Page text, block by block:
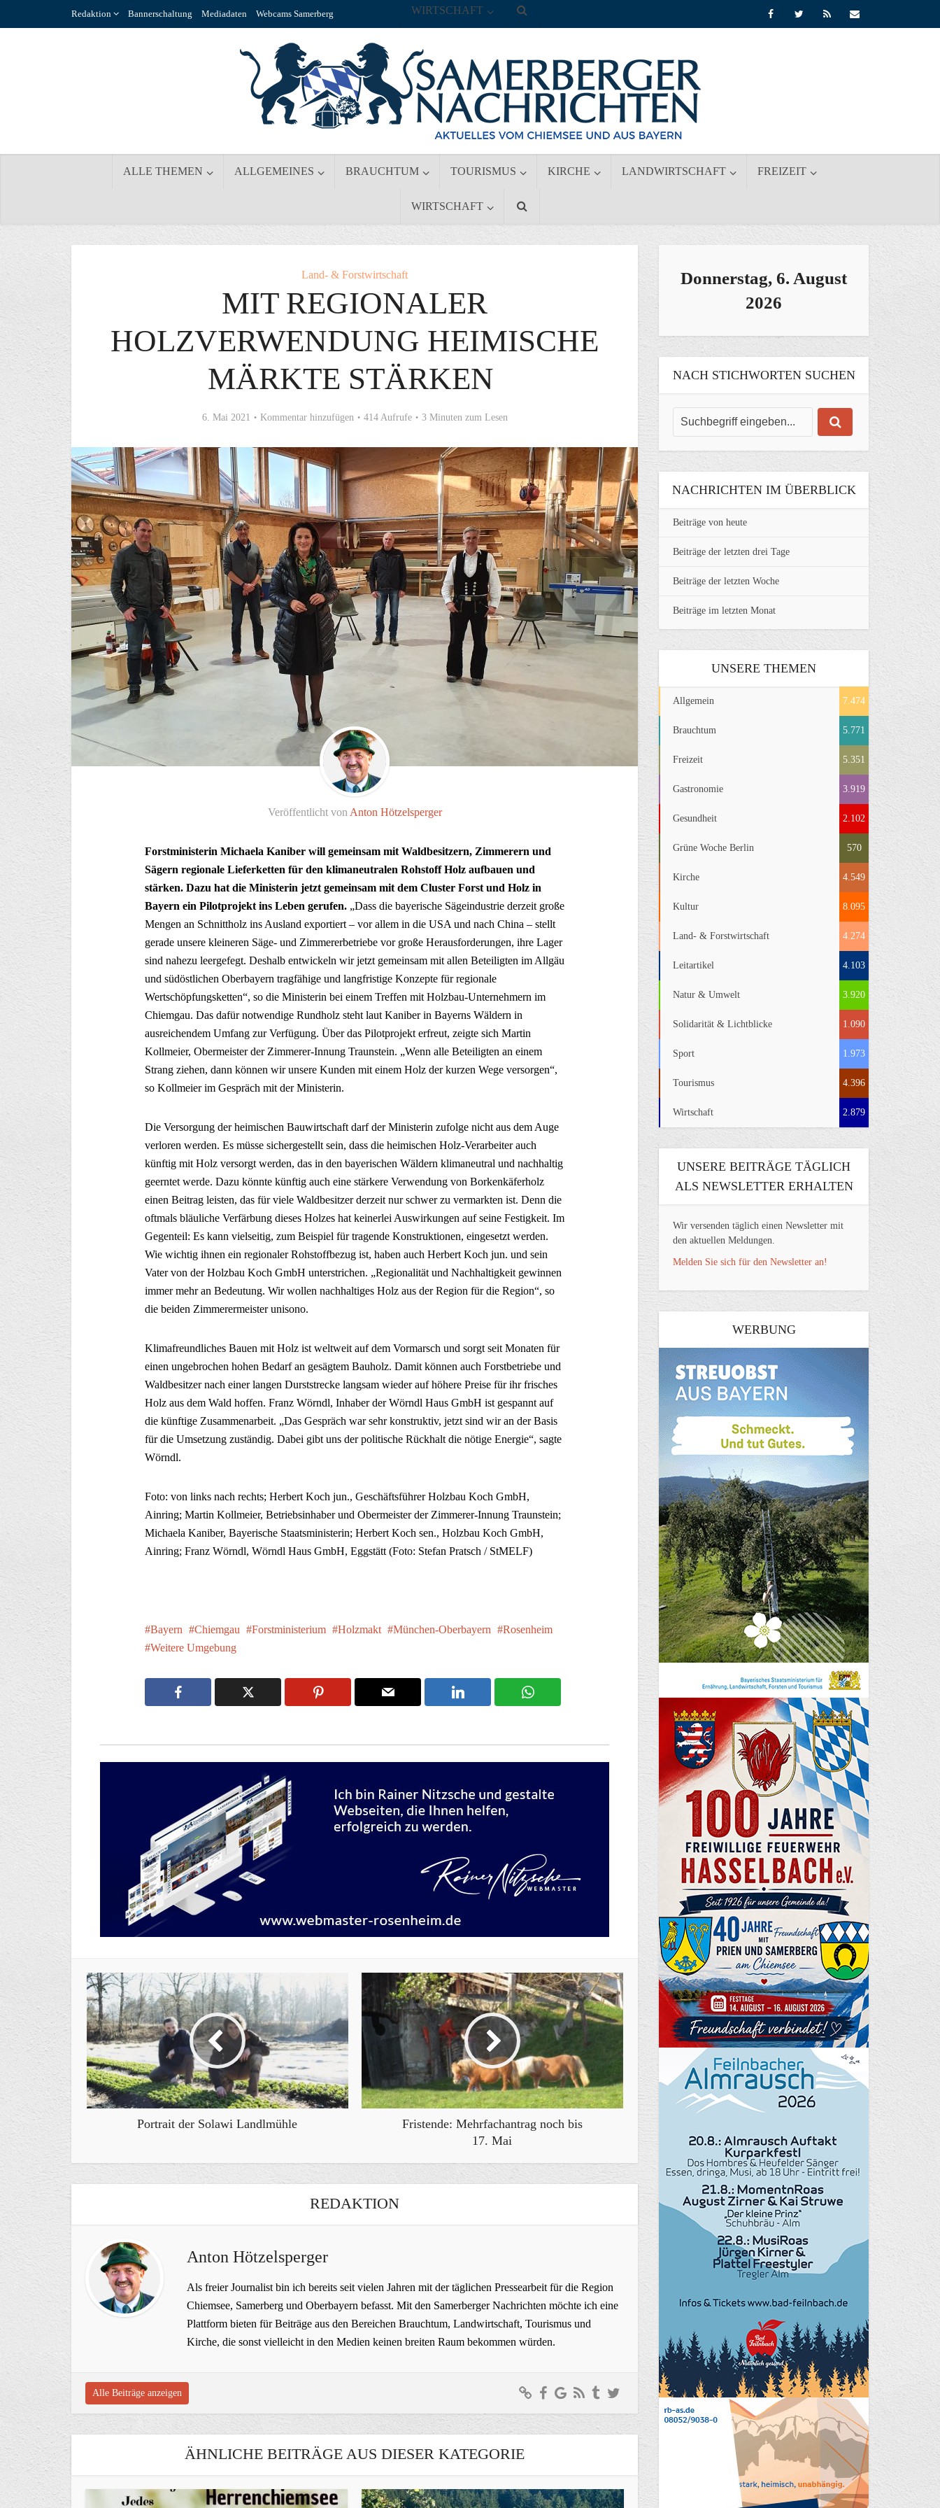
Redaktion Bannerschaltung Mediadaten Webcams Samerberg
ALLE THEMEN ALLGEMEINES BRAUCHTUM TOURISMUS KIRCHE LANDWIRTSCHAFT FREIZEIT
WIRTSCHAFT
WIRTSCHAFT
Land- & Forstwirtschaft
MIT REGIONALER
HOLZVERWENDUNG HEIMISCHE
MÄRKTE STÄRKEN
6. Mai 2021 Kommentar hinzufügen 414 Aufrufe 3 Minuten zum Lesen
Veröffentlicht von Anton Hötzelsperger
Forstministerin Michaela Kaniber will gemeinsam mit Waldbesitzern, Zimmerern und
Sägern regionale Lieferketten für den klimaneutralen Rohstoff Holz aufbauen und
stärken. Dazu hat die Ministerin jetzt gemeinsam mit dem Cluster Forst und Holz in
Bayern ein Pilotprojekt ins Leben gerufen. „Dass die bayerische Sägeindustrie derzeit große
Mengen an Schnittholz ins Ausland exportiert – vor allem in die USA und nach China – stellt
gerade unsere kleineren Säge- und Zimmererbetriebe vor große Herausforderungen, ihre Lager
sind nahezu leergefegt. Deshalb entwickeln wir jetzt gemeinsam mit allen Beteiligten im Allgäu
und südöstlichen Oberbayern tragfähige und langfristige Konzepte für regionale
Wertschöpfungsketten“, so die Ministerin bei einem Treffen mit Holzbau-Unternehmern im
Chiemgau. Das dafür notwendige Rundholz steht laut Kaniber in Bayerns Wäldern in
ausreichendem Umfang zur Verfügung. Über das Pilotprojekt erfreut, zeigte sich Martin
Kollmeier, Obermeister der Zimmerer-Innung Traunstein. „Wenn alle Beteiligten an einem
Strang ziehen, dann können wir unsere Kunden mit einem Holz der kurzen Wege versorgen“,
so Kollmeier im Gespräch mit der Ministerin.
Die Versorgung der heimischen Bauwirtschaft darf der Ministerin zufolge nicht aus dem Auge
verloren werden. Es müsse sichergestellt sein, dass die heimischen Holz-Verarbeiter auch
künftig mit Holz versorgt werden, das in den bayerischen Wäldern klimaneutral und nachhaltig
geerntet werde. Dazu könnte künftig auch eine stärkere Verwendung von Borkenkäferholz
einen Beitrag leisten, das für viele Waldbesitzer derzeit nur schwer zu vermarkten ist. Denn die
oftmals bläuliche Verfärbung dieses Holzes hat keinerlei Auswirkungen auf seine Festigkeit. Im
Gegenteil: Es kann vielseitig, zum Beispiel für tragende Konstruktionen, eingesetzt werden.
Wie wichtig ihnen ein regionaler Rohstoffbezug ist, haben auch Herbert Koch jun. und sein
Vater von der Holzbau Koch GmbH unterstrichen. „Regionalität und Nachhaltig­keit gewinnen
immer mehr an Bedeutung. Wir wollen nachhaltiges Holz aus der Region für die Region“, so
die beiden Zimmerermeister unisono.
Klimafreundliches Bauen mit Holz ist weltweit auf dem Vormarsch und sorgt seit Monaten für
einen ungebrochen hohen Bedarf an gesägtem Bauholz. Damit können auch Forstbetriebe und
Waldbesitzer nach einer langen Durststrecke langsam wieder auf höhere Preise für ihr frisches
Holz aus dem Wald hoffen. Franz Wörndl, Inhaber der Wörndl Haus GmbH ist gespannt auf
die künftige Zusammenarbeit. „Das Gespräch war sehr konstruktiv, jetzt sind wir an der Basis
für die Umsetzung zuständig. Dabei gibt uns der politische Rückhalt die nötige Energie“, sagte
Wörndl.
Foto: von links nach rechts; Herbert Koch jun., Geschäftsführer Holzbau Koch GmbH,
Ainring; Martin Kollmeier, Betriebsinhaber und Obermeister der Zimmerer-Innung Traunstein;
Michaela Kaniber, Bayerische Staatsministerin; Herbert Koch sen., Holzbau Koch GmbH,
Ainring; Franz Wörndl, Wörndl Haus GmbH, Eggstätt (Foto: Stefan Pratsch / StMELF)
Bayern Chiemgau Forstministerium Holzmakt München-Oberbayern
Rosenheim
Weitere Umgebung
Portrait der Solawi Landlmühle
Fristende: Mehrfachantrag noch bis
17. Mai
REDAKTION
Anton Hötzelsperger
Als freier Journalist bin ich bereits seit vielen Jahren mit der täglichen Pressearbeit für die Region
Chiemsee, Samerberg und Oberbayern befasst. Mit den Samerberger Nachrichten möchte ich eine
Plattform bieten für Beiträge aus den Bereichen Brauchtum, Landwirtschaft, Tourismus und
Kirche, die sonst vielleicht in den Medien keinen breiten Raum bekommen würden.
Alle Beiträge anzeigen
ÄHNLICHE BEITRÄGE AUS DIESER KATEGORIE
Donnerstag, 6. August
2026
NACH STICHWORTEN SUCHEN
NACHRICHTEN IM ÜBERBLICK
Beiträge von heute
Beiträge der letzten drei Tage
Beiträge der letzten Woche
Beiträge im letzten Monat
UNSERE THEMEN
Allgemein 7.474
Brauchtum 5.771
Freizeit 5.351
Gastronomie 3.919
Gesundheit 2.102
Grüne Woche Berlin 570
Kirche 4.549
Kultur 8.095
Land- & Forstwirtschaft 4.274
Leitartikel 4.103
Natur & Umwelt 3.920
Solidarität & Lichtblicke 1.090
Sport 1.973
Tourismus 4.396
Wirtschaft 2.879
UNSERE BEITRÄGE TÄGLICH
ALS NEWSLETTER ERHALTEN
Wir versenden täglich einen Newsletter mit
den aktuellen Meldungen.
Melden Sie sich für den Newsletter an!
WERBUNG